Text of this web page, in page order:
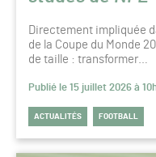
Directement impliquée
de la Coupe du Monde
de taille : transformer…
Publié le 15 juillet 2026 à
ACTUALITÉS FOOTBALL